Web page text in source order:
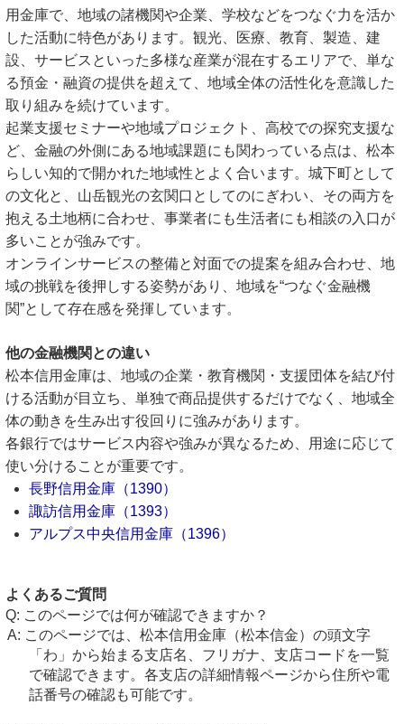
用金庫で、地域の諸機関や企業、学校などをつなぐ力を活か
した活動に特色があります。観光、医療、教育、製造、建
設、サービスといった多様な産業が混在するエリアで、単な
る預金・融資の提供を超えて、地域全体の活性化を意識した
取り組みを続けています。
起業支援セミナーや地域プロジェクト、高校での探究支援な
ど、金融の外側にある地域課題にも関わっている点は、松本
らしい知的で開かれた地域性とよく合います。城下町として
の文化と、山岳観光の玄関口としてのにぎわい、その両方を
抱える土地柄に合わせ、事業者にも生活者にも相談の入口が
多いことが強みです。
オンラインサービスの整備と対面での提案を組み合わせ、地
域の挑戦を後押しする姿勢があり、地域を“つなぐ金融機
関”として存在感を発揮しています。
他の金融機関との違い
松本信用金庫は、地域の企業・教育機関・支援団体を結び付
ける活動が目立ち、単独で商品提供するだけでなく、地域全
体の動きを生み出す役回りに強みがあります。
各銀行ではサービス内容や強みが異なるため、用途に応じて
使い分けることが重要です。
長野信用金庫（1390）
諏訪信用金庫（1393）
アルプス中央信用金庫（1396）
よくあるご質問
このページでは何が確認できますか？
このページでは、松本信用金庫（松本信金）の頭文字
「わ」から始まる支店名、フリガナ、支店コードを一覧
で確認できます。各支店の詳細情報ページから住所や電
話番号の確認も可能です。